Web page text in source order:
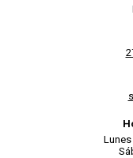
Lunes